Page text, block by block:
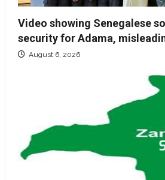
Video showing Senegalese
security for Adama,
August 6, 2026